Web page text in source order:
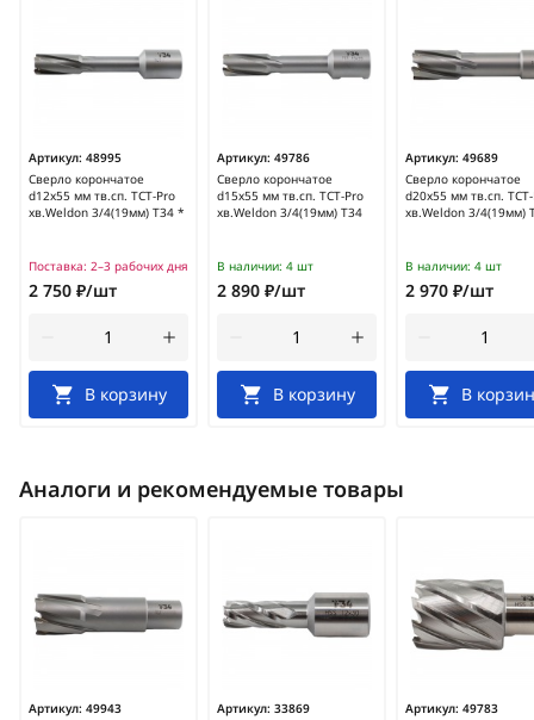
Артикул: 48995
Сверло корончатое
d12х55 мм тв.сп. TCT-Pro
хв.Weldon 3/4(19мм) Т34 *
Поставка: 2–3 рабочих дня
2 750 ₽/шт
В корзину
Артикул: 49786
Сверло корончатое
d15х55 мм тв.сп. TCT-Pro
хв.Weldon 3/4(19мм) Т34
В наличии: 4 шт
2 890 ₽/шт
В корзину
Артикул: 49689
Сверло корончатое
d20х55 мм тв.сп.
хв.Weldon 3/4(19мм)
В наличии: 4 шт
2 970 ₽/шт
В
Аналоги и рекомендуемые товары
Артикул: 49943
Артикул: 33869
Артикул: 49783